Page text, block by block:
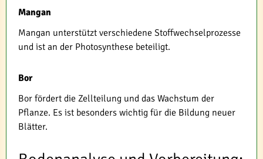
Mangan
Mangan unterstützt verschiedene Stoffwechselprozesse
und ist an der Photosynthese beteiligt.
Bor
Bor fördert die Zellteilung und das Wachstum der
Pflanze. Es ist besonders wichtig für die Bildung neuer
Blätter.